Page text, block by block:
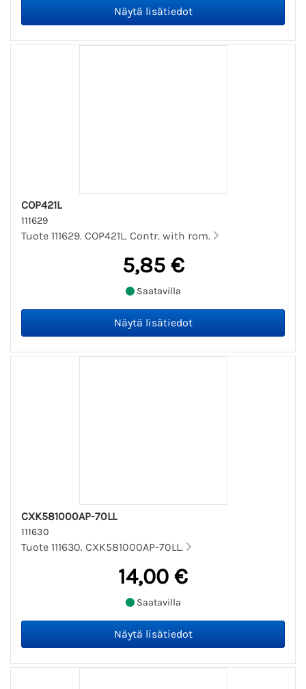
COP421L
111629
Tuote 111629. COP421L. Contr. with rom.
5,85 €
Saatavilla
CXK581000AP-70LL
111630
Tuote 111630. CXK581000AP-70LL.
14,00 €
Saatavilla